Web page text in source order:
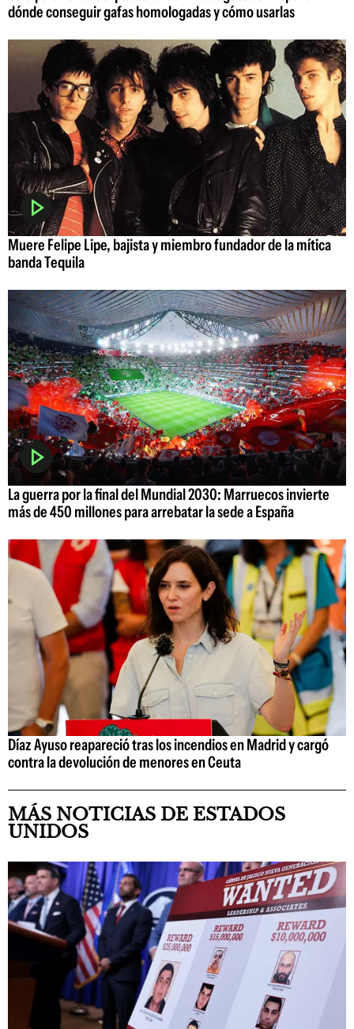
dónde conseguir gafas homologadas y cómo usarlas
Muere Felipe Lipe, bajista y miembro fundador de la mítica
banda Tequila
La guerra por la final del Mundial 2030: Marruecos invierte
más de 450 millones para arrebatar la sede a España
Díaz Ayuso reapareció tras los incendios en Madrid y cargó
contra la devolución de menores en Ceuta
MÁS NOTICIAS DE ESTADOS
UNIDOS